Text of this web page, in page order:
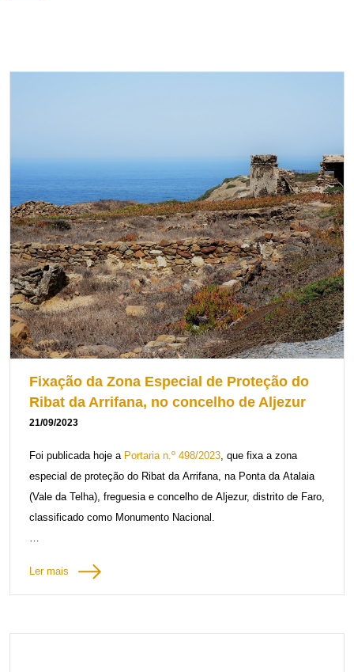
Fixação da Zona Especial de Proteção do
Ribat da Arrifana, no concelho de Aljezur
21/09/2023
Foi publicada hoje a Portaria n.º 498/2023 , que fixa a zona
especial de proteção do Ribat da Arrifana, na Ponta da Atalaia
(Vale da Telha), freguesia e concelho de Aljezur, distrito de Faro,
classificado como Monumento Nacional.
cerca de 1130 pelo mestre sufi Ibn Qasi, suposto aliado de Dom
Afonso Henriques, constitui o mais notável conjunto religioso
Ler mais